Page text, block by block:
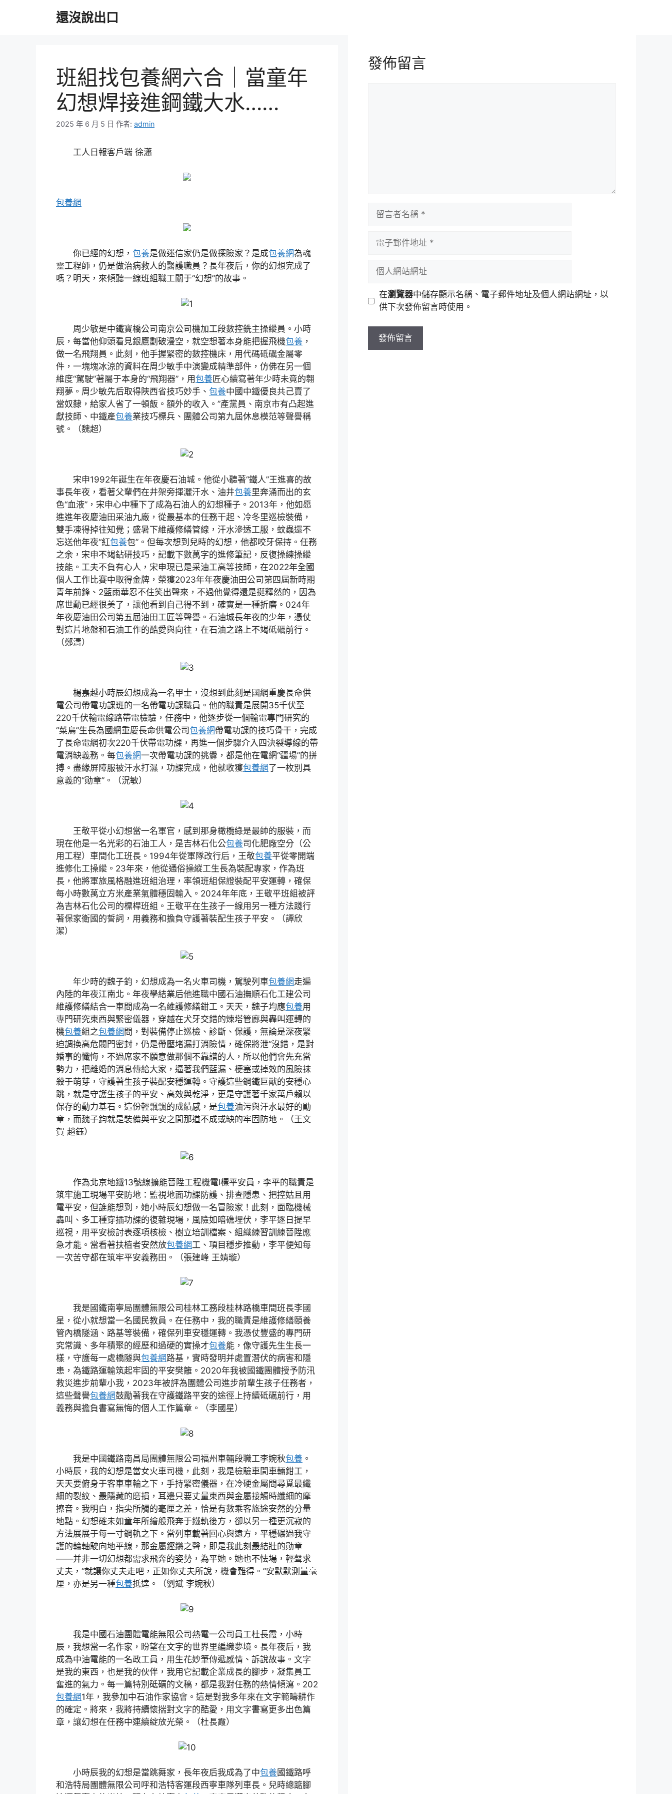
還沒說出口
班組找包養網六合｜當童年
幻想焊接進鋼鐵大水……
2025 年 6 月 5 日 作者: admin
工人日報客戶端 徐瀟
包養網
你已經的幻想， 包養是做迷信家仍是做探險家？是成包養網為魂
靈工程師，仍是做治病救人的醫護職員？長年夜后，你的幻想完成了
嗎？明天，來傾聽一線班組職工關于“幻想”的故事。
周少敏是中鐵寶橋公司南京公司機加工段數控銑主操縱員。小時
辰，每當他仰頭看見銀鷹劃破漫空，就空想著本身能把握飛機包養 ，
做一名飛翔員。此刻，他手握緊密的數控機床，用代碼砥礪金屬零
件，一塊塊冰涼的資料在周少敏手中演變成精準部件，仿佛在另一個
維度“駕駛”著屬于本身的“飛翔器”，用包養匠心續寫著年少時未竟的翱
翔夢。周少敏先后取得陜西省技巧妙手、 包養中國中鐵優良共己賣了
當奴隸，給家人省了一頓飯。額外的收入。”產黨員、南京市有凸起進
獻技師、中鐵產包養業技巧標兵、團體公司第九屆休息模范等聲譽稱
號。（魏超）
宋申1992年誕生在年夜慶石油城。他從小聽著“鐵人”王進喜的故
事長年夜，看著父輩們在井架旁揮灑汗水、油井包養里奔涌而出的玄
色“血液”，宋申心中種下了成為石油人的幻想種子。2013年，他如愿
進進年夜慶油田采油九廠，從最基本的任務干起、冷冬里巡檢裝備，
雙手凍得掉往知覺；盛暑下維護修繕管線，汗水滲透工服，蚊蟲還不
忘送他年夜“紅包養包”。但每次想到兒時的幻想，他都咬牙保持。任務
之余，宋申不竭鉆研技巧，記載下數萬字的進修筆記，反復操練操縱
技能。工夫不負有心人，宋申現已是采油工高等技師，在2022年全國
個人工作比賽中取得金牌，榮獲2023年年夜慶油田公司第四屆新時期
青年前鋒、2藍雨華忍不住笑出聲來，不過他覺得還是挺釋然的，因為
席世勳已經很美了，讓他看到自己得不到，確實是一種折磨。024年
年夜慶油田公司第五屆油田工匠等聲譽。石油城長年夜的少年，憑仗
對這片地盤和石油工作的酷愛與向往，在石油之路上不竭砥礪前行。
（鄭濤）
楊嘉越小時辰幻想成為一名甲士，沒想到此刻是國網重慶長命供
電公司帶電功課班的一名帶電功課職員。他的職責是展開35千伏至
220千伏輸電線路帶電檢驗，任務中，他逐步從一個輸電專門研究的
“菜鳥”生長為國網重慶長命供電公司包養網帶電功課的技巧骨干，完成
了長命電網初次220千伏帶電功課，再進一個步驟介入四決裂導線的帶
電消缺義務。每包養網一次帶電功課的挑釁，都是他在電網“疆場”的拼
搏。盡緣屏障服被汗水打濕，功課完成，他就收獲包養網了一枚別具
意義的“勛章”。（況敏）
王敬平從小幻想當一名軍官，感到那身橄欖綠是最帥的服裝，而
現在他是一名光彩的石油工人，是吉林石化公包養司化肥廠空分（公
用工程）車間化工班長。1994年從軍隊改行后，王敬包養平從零開端
進修化工操縱。23年來，他從通俗操縱工生長為裝配專家，作為班
長，他將軍旅風格融進班組治理，率領班組保證裝配平安運轉，確保
每小時數萬立方米產業氣體穩固輸入。2024年年底，王敬平班組被評
為吉林石化公司的標桿班組。王敬平在生孩子一線用另一種方法踐行
著保家衛國的誓詞，用義務和擔負守護著裝配生孩子平安。（譚欣
潔）
年少時的魏子鈞，幻想成為一名火車司機，駕駛列車包養網走遍
內陸的年夜江南北。年夜學結業后他進職中國石油撫順石化工建公司
維護修繕結合一車間成為一名維護修繕鉗工。天天，魏子均應包養用
專門研究東西與緊密儀器，穿越在犬牙交錯的煉塔管廊與轟叫運轉的
機包養組之包養網 間，對裝備停止巡檢、診斷、保護，無論是深夜緊
迫調換高危閥門密封，仍是帶壓堵漏打消險情，確保將泄“沒錯，是對
婚事的懺悔，不過席家不願意做那個不靠譜的人，所以他們會先充當
勢力，把離婚的消息傳給大家，逼著我們藍漏、梗塞或掉效的風險抹
殺于萌芽，守護著生孩子裝配安穩運轉。守護這些鋼鐵巨獸的安穩心
跳，就是守護生孩子的平安、高效與乾淨，更是守護著千家萬戶賴以
保存的動力基石。這份輕飄飄的成績感，是包養油污與汗水最好的勛
章，而魏子鈞就是裝備與平安之間那道不成或缺的牢固防地。（王文
賀 趙鈺）
作為北京地鐵13號線擴能晉陞工程機電I標平安員，李平的職責是
筑牢施工現場平安防地：監視地面功課防護、排查隱患、把控姑且用
電平安，但誰能想到，她小時辰幻想做一名冒險家！此刻，面臨機械
轟叫、多工種穿插功課的復雜現場，風險如暗礁埋伏，李平逐日提早
巡視，用平安檢討表逐項核檢、樹立培訓檔案、組織練習訓練晉陞應
急才能。當看著扶植者安然放包養網工、項目穩步推動，李平便知每
一次苦守都在筑牢平安義務田。（張建峰 王婧璇）
我是國鐵南寧局團體無限公司桂林工務段桂林路橋車間班長李國
星，從小就想當一名國民教員。在任務中，我的職責是維護修繕頤養
管內橋隧涵、路基等裝備，確保列車安穩運轉。我憑仗豐盛的專門研
究常識、多年積聚的經歷和過硬的實操才包養能，像守護先生生長一
樣，守護每一處橋隧與包養網路基，實時發明并處置潛伏的病害和隱
患，為鐵路運輸筑起牢固的平安樊籬。2020年我被國鐵團體授予防汛
救災進步前輩小我，2023年被評為團體公司進步前輩生孩子任務者，
這些聲譽包養網鼓勵著我在守護鐵路平安的途徑上持續砥礪前行，用
義務與擔負書寫無悔的個人工作篇章。（李國星）
我是中國鐵路南昌局團體無限公司福州車輛段職工李婉秋包養 。
小時辰，我的幻想是當女火車司機，此刻，我是檢驗車間車輛鉗工，
天天要俯身于客車車輪之下，手持緊密儀器，在冷硬金屬間尋覓最纖
細的裂紋、最隱藏的磨損，耳邊只要丈量東西與金屬接觸時纖細的摩
擦音。我明白，指尖所觸的毫厘之差，恰是有數乘客旅途安然的分量
地點。幻想確未如童年所繪般飛奔于鐵軌後方，卻以另一種更沉寂的
方法展展于每一寸鋼軌之下。當列車載著回心與遠方，平穩碾過我守
護的輪軸駛向地平線，那金屬鏗鏘之聲，即是我此刻最結壯的勛章
——并非一切幻想都需求飛奔的姿勢，為平她。她也不怯場，輕聲求
丈夫，“就讓你丈夫走吧，正如你丈夫所說，機會難得。”安默默測量毫
厘，亦是另一種包養抵達。（劉斌 李婉秋）
我是中國石油團體電能無限公司熱電一公司員工杜長霞，小時
辰，我想當一名作家，盼望在文字的世界里編織夢境。長年夜后，我
成為中油電能的一名政工員，用生花妙筆傳遞感情、訴說故事。文字
是我的東西，也是我的伙伴，我用它記載企業成長的腳步，凝集員工
奮進的氣力。每一篇特別砥礪的文稿，都是我對任務的熱情傾瀉。202
包養網1年，我參加中石油作家協會。這是對我多年來在文字範疇耕作
的確定。將來，我將持續懷揣對文字的酷愛，用文字書寫更多出色篇
章，讓幻想在任務中連續綻放光榮。（杜長霞）
小時辰我的幻想是當跳舞家，長年夜后我成為了中包養國鐵路呼
和浩特局團體無限公司呼和浩特客運段西寧車隊列車長。兒時總踮腳
發佈留言
址
站
址
在瀏覽器中儲存顯示名稱、電子郵件地址及個人網站網址，以
供下次發佈留言時使用。